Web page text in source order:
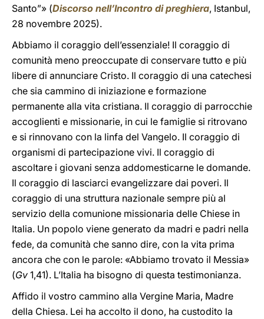
Santo”» (Discorso nell’Incontro di preghiera, Istanbul,
28 novembre 2025).
Abbiamo il coraggio dell’essenziale! Il coraggio di
comunità meno preoccupate di conservare tutto e più
libere di annunciare Cristo. Il coraggio di una catechesi
che sia cammino di iniziazione e formazione
permanente alla vita cristiana. Il coraggio di parrocchie
accoglienti e missionarie, in cui le famiglie si ritrovano
e si rinnovano con la linfa del Vangelo. Il coraggio di
organismi di partecipazione vivi. Il coraggio di
ascoltare i giovani senza addomesticarne le domande.
Il coraggio di lasciarci evangelizzare dai poveri. Il
coraggio di una struttura nazionale sempre più al
servizio della comunione missionaria delle Chiese in
Italia. Un popolo viene generato da madri e padri nella
fede, da comunità che sanno dire, con la vita prima
ancora che con le parole: «Abbiamo trovato il Messia»
(Gv 1,41). L’Italia ha bisogno di questa testimonianza.
Affido il vostro cammino alla Vergine Maria, Madre
della Chiesa. Lei ha accolto il dono, ha custodito la